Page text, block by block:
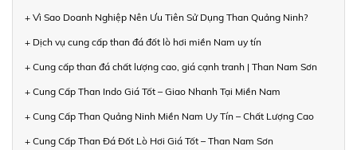
+ Vì Sao Doanh Nghiệp Nên Ưu Tiên Sử Dụng Than Quảng Ninh?
+ Dịch vụ cung cấp than đá đốt lò hơi miền Nam uy tín
+ Cung cấp than đá chất lượng cao, giá cạnh tranh | Than Nam Sơn
+ Cung Cấp Than Indo Giá Tốt – Giao Nhanh Tại Miền Nam
+ Cung Cấp Than Quảng Ninh Miền Nam Uy Tín – Chất Lượng Cao
+ Cung Cấp Than Đá Đốt Lò Hơi Giá Tốt – Than Nam Sơn